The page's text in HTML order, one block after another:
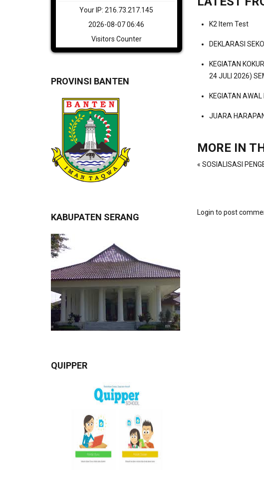
K2 Item Test
DEKLARASI
KEGIATAN
24 JULI 2026)
KEGIATAN
JUARA
MORE IN
« SOSIALISASI
Login to post
Your IP: 216.73.217.145
2026-08-07 06:46
Visitors Counter
PROVINSI BANTEN
KABUPATEN SERANG
QUIPPER